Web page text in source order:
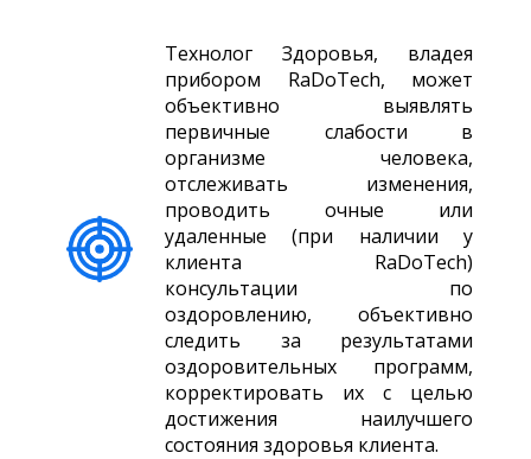
Технолог Здоровья, владея
прибором RaDoTech, может
объективно выявлять
первичные слабости в
организме человека,
отслеживать изменения,
проводить очные или
удаленные (при наличии у
клиента RaDoTech)
консультации по
оздоровлению, объективно
следить за результатами
оздоровительных программ,
корректировать их с целью
достижения наилучшего
состояния здоровья клиента.